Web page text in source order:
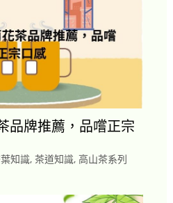
品牌推薦，品嚐正宗
知識, 茶道知識, 高山茶系列